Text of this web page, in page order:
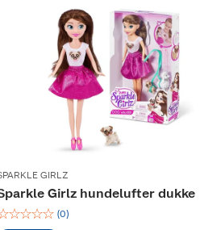
GIRLZ
Girlz hundelufter dukke
☆☆☆☆ (0)